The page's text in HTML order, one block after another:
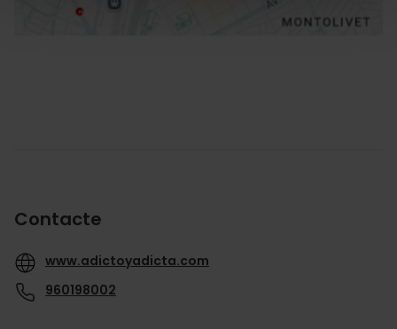
Contacte
www.adictoyadicta.com
960198002